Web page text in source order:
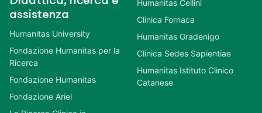
assistenza
Humanitas University
Fondazione Humanitas per la
Ricerca
Fondazione Humanitas
Fondazione Ariel
Humanitas Cellini
Clinica Fornaca
Humanitas Gradenigo
Clinica Sedes Sapientiae
Humanitas Istituto Clinico
Catanese